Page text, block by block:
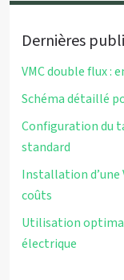
Dernières
VMC double flux
Schéma détaillé
Configuration du
standard
Installation d’une
coûts
Utilisation
électrique